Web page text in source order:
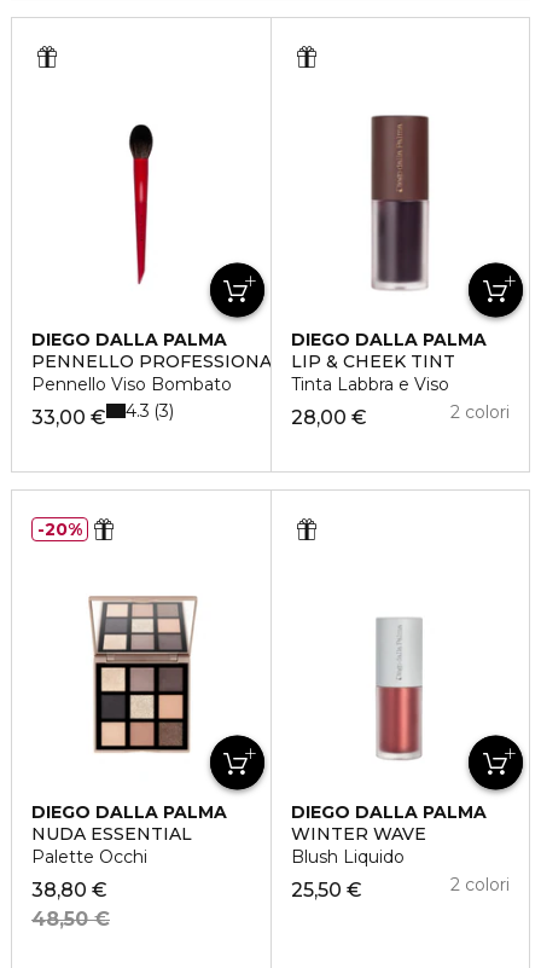
DIEGO DALLA PALMA
PENNELLO PROFESSIONALE
Pennello Viso Bombato
33,00 € 4.3 3
DIEGO DALLA PALMA
LIP & CHEEK TINT
Tinta Labbra e Viso
28,00 € 2 colori
DIEGO DALLA PALMA
NUDA ESSENTIAL
Palette Occhi
38,80 €
48,50 €
20%
DIEGO DALLA PALMA
WINTER WAVE
Blush Liquido
25,50 € 2 colori